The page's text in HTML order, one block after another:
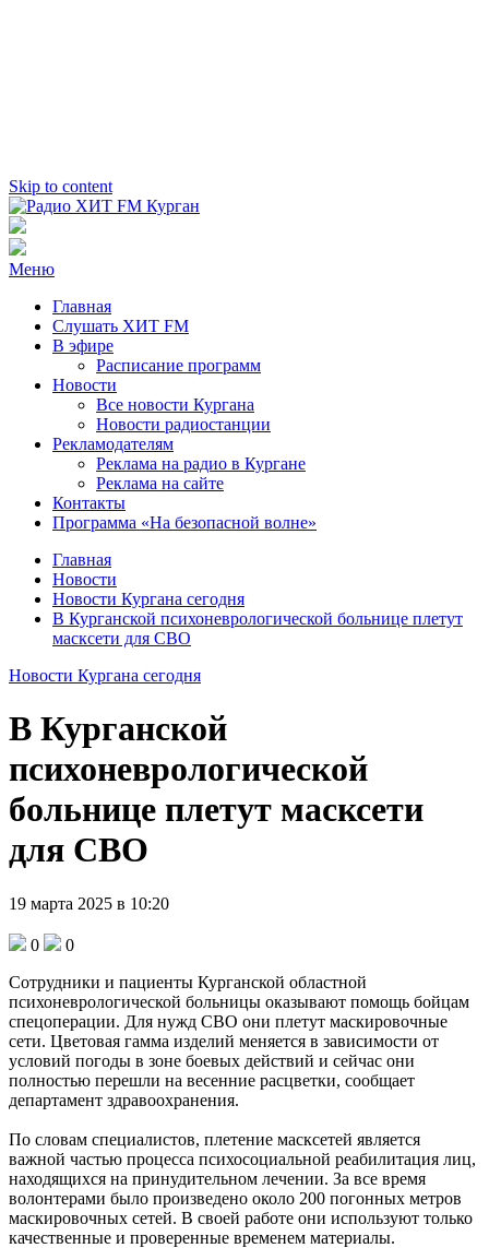
Skip to content
Радио ХИТ FM Курган
103.2 FM
Меню
Главная
Слушать ХИТ FM
В эфире
Расписание программ
Новости
Все новости Кургана
Новости радиостанции
Рекламодателям
Реклама на радио в Кургане
Реклама на сайте
Контакты
Программа «На безопасной волне»
Главная
Новости
Новости Кургана сегодня
В Курганской психоневрологической больнице плетут
масксети для СВО
Новости Кургана сегодня
В Курганской
психоневрологической
больнице плетут масксети
для СВО
19 марта 2025 в 10:20
0
0
Сотрудники и пациенты Курганской областной
психоневрологической больницы оказывают помощь бойцам
спецоперации. Для нужд СВО они плетут маскировочные
сети. Цветовая гамма изделий меняется в зависимости от
условий погоды в зоне боевых действий и сейчас они
полностью перешли на весенние расцветки, сообщает
департамент здравоохранения.
По словам специалистов, плетение масксетей является
важной частью процесса психосоциальной реабилитация лиц,
находящихся на принудительном лечении. За все время
волонтерами было произведено около 200 погонных метров
маскировочных сетей. В своей работе они используют только
качественные и проверенные временем материалы.